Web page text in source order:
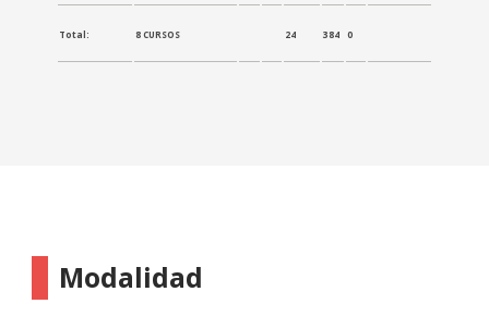
Total: 8 CURSOS 24 384 0
Modalidad